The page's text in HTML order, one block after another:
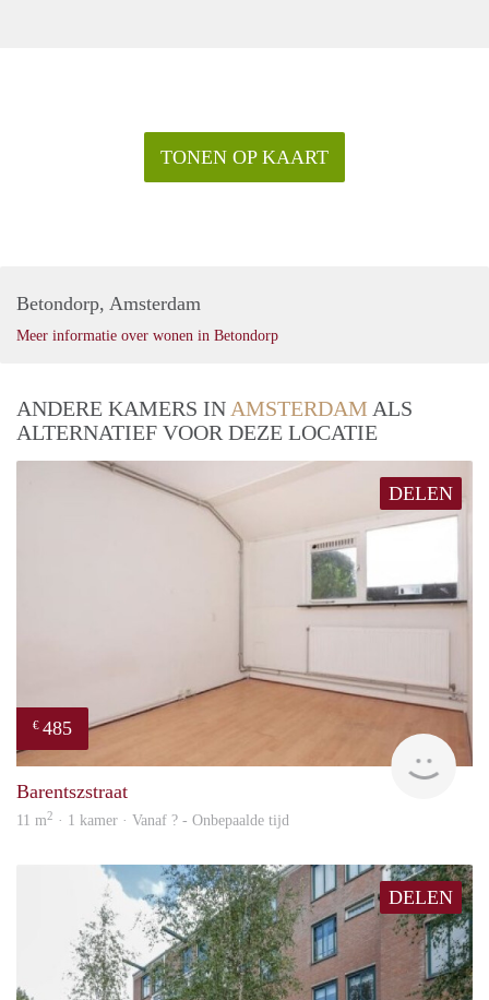
TONEN OP KAART
Betondorp, Amsterdam
Meer informatie over wonen in Betondorp
ANDERE KAMERS IN AMSTERDAM ALS
ALTERNATIEF VOOR DEZE LOCATIE
DELEN
€ 485
Barentszstraat
11 m2 · 1 kamer · Vanaf ? - Onbepaalde tijd
DELEN